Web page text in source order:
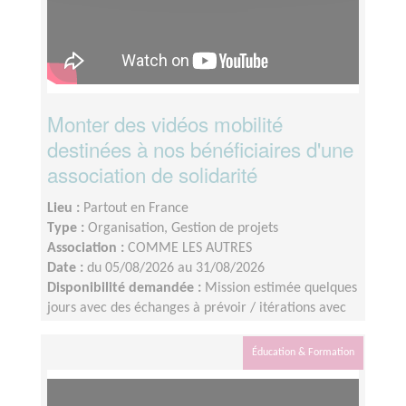
Monter des vidéos mobilité
destinées à nos bénéficiaires d'une
association de solidarité
Lieu : Partout en France
Type : Organisation, Gestion de projets
Association : COMME LES AUTRES
Date : du 05/08/2026 au 31/08/2026
Disponibilité demandée : Mission estimée quelques
jours avec des échanges à prévoir / itérations avec
2026Identification du profil : idéalement avant le 10
juillet 2026Montage : à finaliser d’ici la fin août
Éducation & Formation